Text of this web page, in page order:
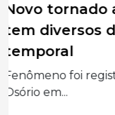
Após
da
de 11 pessoas
Entre as
recomenda o